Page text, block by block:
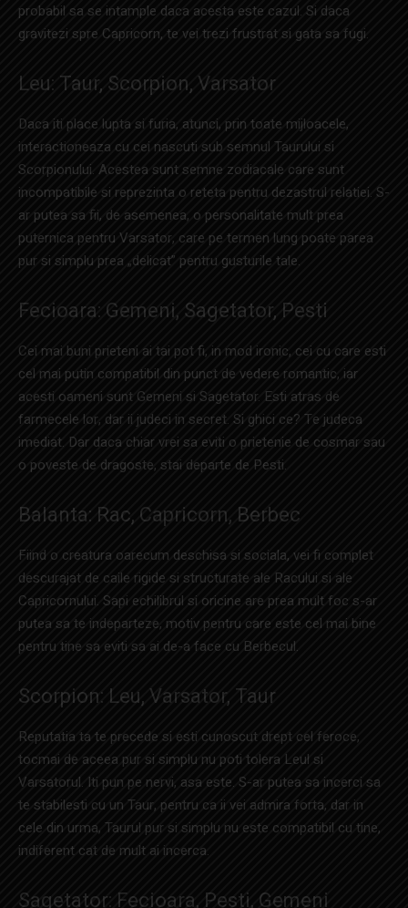
probabil sa se intample daca acesta este cazul. Si daca
gravitezi spre Capricorn, te vei trezi frustrat si gata sa fugi.
Leu: Taur, Scorpion, Varsator
Daca iti place lupta si furia, atunci, prin toate mijloacele,
interactioneaza cu cei nascuti sub semnul Taurului si
Scorpionului. Acestea sunt semne zodiacale care sunt
incompatibile si reprezinta o reteta pentru dezastrul relatiei. S-
ar putea sa fii, de asemenea, o personalitate mult prea
puternica pentru Varsator, care pe termen lung poate parea
pur si simplu prea „delicat” pentru gusturile tale.
Fecioara: Gemeni, Sagetator, Pesti
Cei mai buni prieteni ai tai pot fi, in mod ironic, cei cu care esti
cel mai putin compatibil din punct de vedere romantic, iar
acesti oameni sunt Gemeni si Sagetator. Esti atras de
farmecele lor, dar ii judeci in secret. Si ghici ce? Te judeca
imediat. Dar daca chiar vrei sa eviti o prietenie de cosmar sau
o poveste de dragoste, stai departe de Pesti.
Balanta: Rac, Capricorn, Berbec
Fiind o creatura oarecum deschisa si sociala, vei fi complet
descurajat de caile rigide si structurate ale Racului si ale
Capricornului. Sapi echilibrul si oricine are prea mult foc s-ar
putea sa te indeparteze, motiv pentru care este cel mai bine
pentru tine sa eviti sa ai de-a face cu Berbecul.
Scorpion: Leu, Varsator, Taur
Reputatia ta te precede si esti cunoscut drept cel feroce,
tocmai de aceea pur si simplu nu poti tolera Leul si
Varsatorul. Iti pun pe nervi, asa este. S-ar putea sa incerci sa
te stabilesti cu un Taur, pentru ca ii vei admira forta, dar in
cele din urma, Taurul pur si simplu nu este compatibil cu tine,
indiferent cat de mult ai incerca.
Sagetator: Fecioara, Pesti, Gemeni